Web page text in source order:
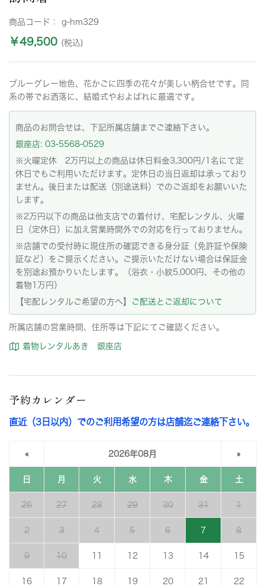
商品コード： g-hm329
￥49,500 (税込)
ブルーグレー地色、花かごに四季の花々が美しい柄合せです。同
系の帯でお洒落に、結婚式やおよばれに最適です。
商品のお問合せは、下記所属店舗までご連絡下さい。
銀座店: 03-5568-0529
※火曜定休 2万円以上の商品は休日料金3,300円/1名にて定
休日でもご利用いただけます。定休日の当日返却は承っており
ません。後日または配送（別途送料）でのご返却をお願いいた
します。
※2万円以下の商品は他支店での着付け、宅配レンタル、火曜
日（定休日）に加え営業時間外での対応を行っておりません。
※店舗での受付時に現住所の確認できる身分証（免許証や保険
証など）をご提示ください。ご提示いただけない場合は保証金
を別途お預かりいたします。（浴衣・小紋5,000円、その他の
着物1万円）
【宅配レンタルご希望の方へ】
ご配送とご返却について
所属店舗の営業時間、住所等は下記にてご確認ください。
着物レンタルあき 銀座店
予約カレンダー
直近（3日以内）でのご利用希望の方は店舗迄ご連絡下さい。
« 2026年08月 »
日 月 火 水 木 金 土
26 27 28 29 30 31 1
2 3 4 5 6 7 8
9 10 12 13 14 15
16 17 18 19 20 21 22